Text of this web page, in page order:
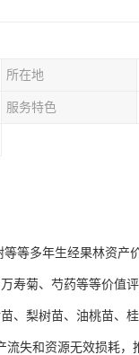
所在地
服务特色
等多年生经果林资产
寿菊、芍药等等价值评
、梨树苗、油桃苗、桂
失和资源无效损耗